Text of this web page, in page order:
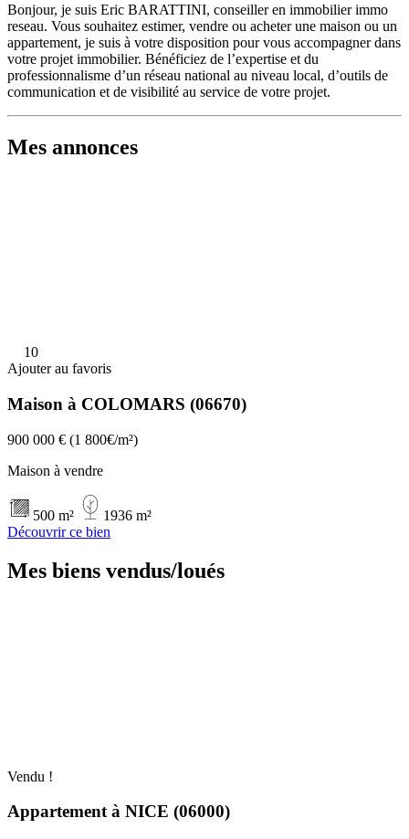
Bonjour, je suis Eric BARATTINI, conseiller en immobilier immo
reseau. Vous souhaitez estimer, vendre ou acheter une maison ou un
appartement, je suis à votre disposition pour vous accompagner dans
votre projet immobilier. Bénéficiez de l’expertise et du
professionnalisme d’un réseau national au niveau local, d’outils de
communication et de visibilité au service de votre projet.
Mes annonces
10
Ajouter au favoris
Maison à COLOMARS (06670)
900 000 € (1 800€/m²)
Maison à vendre
500 m²
1936 m²
Découvrir ce bien
Mes biens vendus/loués
Vendu !
Appartement à NICE (06000)